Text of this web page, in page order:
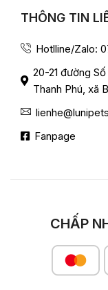
THÔNG TIN
Hotlline/Zalo:
20-21 đường
Thanh Phú, xã
Fanpage
CHẤP